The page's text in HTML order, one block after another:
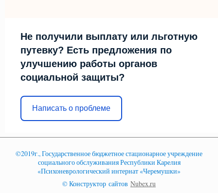
Не получили выплату или льготную
путевку? Есть предложения по
улучшению работы органов
социальной защиты?
Написать о проблеме
©2019г., Государственное бюджетное стационарное учреждение
социального обслуживания Республики Карелия
«Психоневрологический интернат «Черемушки»
© Конструктор сайтов Nubex.ru